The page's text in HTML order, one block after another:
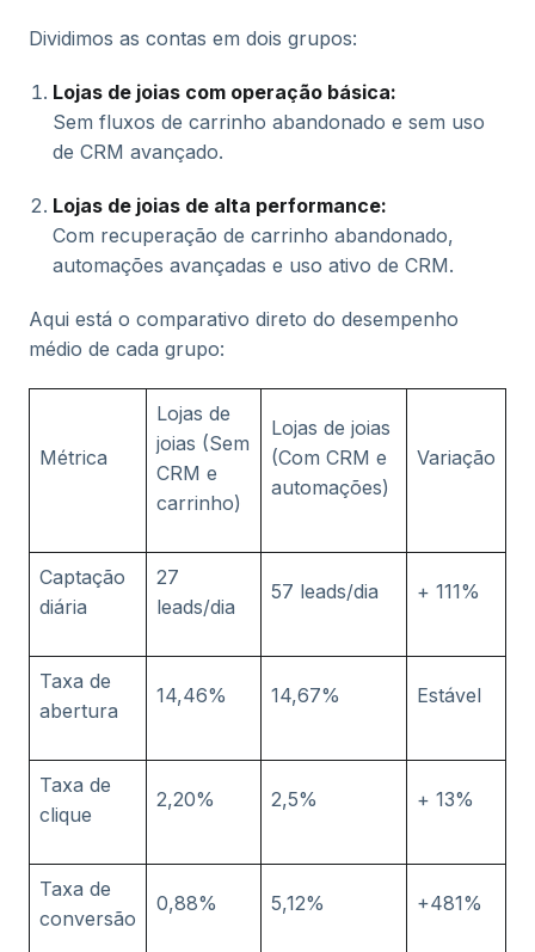
Dividimos as contas em dois grupos:
Lojas de joias com operação básica:
Sem fluxos de carrinho abandonado e sem uso
de CRM avançado.
Lojas de joias de alta performance:
Com recuperação de carrinho abandonado,
automações avançadas e uso ativo de CRM.
Aqui está o comparativo direto do desempenho
médio de cada grupo:
Métrica
Lojas de
joias (Sem
CRM e
carrinho)
Lojas de joias
(Com CRM e
automações)
Variação
Captação
diária
27
leads/dia
57 leads/dia + 111%
Taxa de
abertura
14,46% 14,67% Estável
Taxa de
clique
2,20% 2,5% + 13%
Taxa de
conversão
0,88% 5,12% +481%